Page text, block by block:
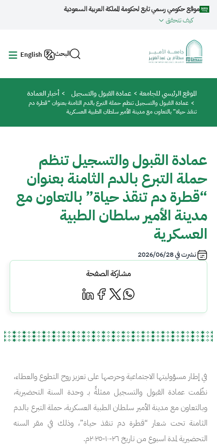
تجاوز إلى المحتوى الرئيسي
موقع حكومي رسمي تابع لحكومة المملكة العربية السعودية
كيف تتحقق
البحث English
مسار التنقل
الموقع الرئيسي للجامعة عمادة القبول والتسجيل أخبار العمادة
عمادة القبول والتسجيل تنظم حملة التبرع بالدم الثامنة بعنوان “قطرة دم
تنقذ حياة” بالتعاون مع مدينة الأمير سلطان الطبية العسكرية
عمادة القبول والتسجيل تنظم
حملة التبرع بالدم الثامنة بعنوان
“قطرة دم تنقذ حياة” بالتعاون مع
مدينة الأمير سلطان الطبية
العسكرية
نشرت في2026/06/28
مشاركة الصفحة
في إطار مسؤوليتها الاجتماعية وحرصها على تعزيز روح التطوع والعطاء،
نظّمت عمادة القبول والتسجيل ممثلةً بـ وحدة السنة التحضيرية،
وبالتعاون مع مدينة الأمير سلطان الطبية العسكرية، حملة التبرع بالدم
الثامنة تحت شعار “قطرة دم تنقذ حياة”، وذلك في مقر السنه
التحضيرية لمدة اسبوع من تاريخ ٢٦-١٠-٢٠٢٥م.